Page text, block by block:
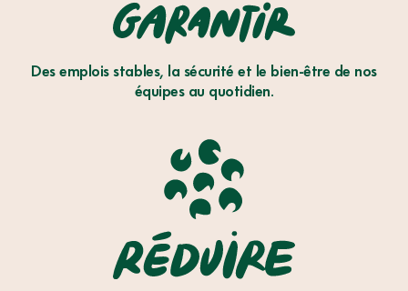
GARENTIR
Des emplois stables, la sécurité et le bien-être de nos
équipes au quotidien.
RÉDUIRE